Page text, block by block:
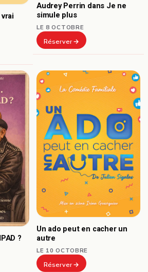
Audrey Perrin dans Je ne
simule plus
LE 8 OCTOBRE
Réserver
?
Un ado peut en cacher un
autre
LE 10 OCTOBRE
Réserver